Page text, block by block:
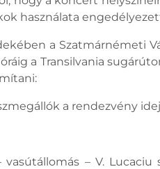
használata
a Szatmárnémeti
a Transilvania
a rendezvény
– V.